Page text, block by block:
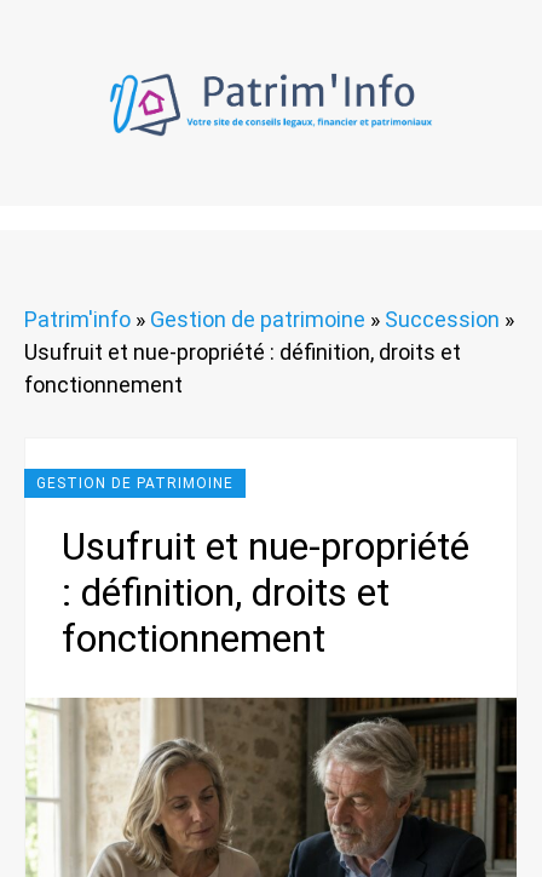
Patrim'info » Gestion de patrimoine » Succession »
Usufruit et nue-propriété : définition, droits et
fonctionnement
GESTION DE PATRIMOINE
Usufruit et nue-propriété
: définition, droits et
fonctionnement